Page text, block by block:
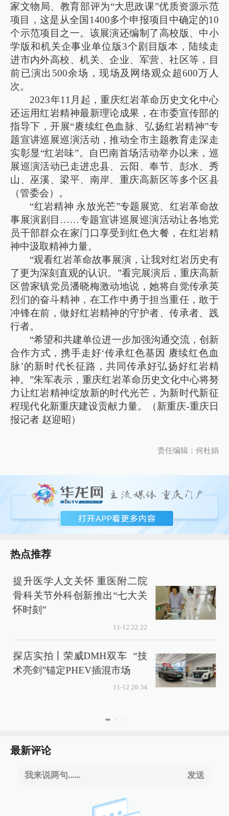
家文物局、教育部评为“大思政课”优质资源示范
项目，这是从全国1400多个申报项目中确定的10
个示范项目之一。该展演还编制了高校版、中小
学版和机关企事业单位版3个剧目版本，陆续走
进市内外高校、机关、企业、军营、社区等，目
前已演出500余场，现场及网络观众超600万人
次。
2023年11月起，重庆红岩革命历史文化中心
还运用红岩精神最新理论成果，在市委宣传部的
指导下，开展“赓续红色血脉、弘扬红岩精神”专
题宣讲巡展巡演活动，推动全市主题教育走深走
实彰显“红岩味”。自巴南首场活动举办以来，巡
展巡演活动已走进忠县、云阳、奉节、彭水、秀
山、巫溪、梁平、南岸、重庆高新区等多个区县
（管委会）。
“红岩精神 永放光芒”专题展览、红岩革命故
事展演剧目……专题宣讲巡展巡演活动让各地党
员干部群众在家门口享受到红色大餐，在红岩精
神中汲取精神力量。
“观看红岩革命故事展演，让我对红岩历史有
了更为深刻直观的认识。”看完展演后，重庆高新
区曾家镇党员潘晓梅激动地说，她将自觉传承英
烈们的奋斗精神，在工作中勇于担当重任，敢于
冲锋在前，做好红岩精神的守护者、传承者、践
行者。
“希望和共建单位进一步加强沟通交流，创新
合作方式，携手走好‘传承红色基因 赓续红色血
脉’的新时代长征路，共同传承好弘扬好红岩精
神。”朱军表示，重庆红岩革命历史文化中心将努
力让红岩精神绽放新的时代光芒，为新时代新征
程现代化新重庆建设贡献力量。（新重庆-重庆日
报记者 赵迎昭）
责任编辑：何杜娟
热点推荐
提升医学人文关怀 重医附二院
骨科关节外科创新推出“七大关
怀时刻”
11-12 22:22
探店实拍丨荣威DMH双车 “技
术亮剑”锚定PHEV插混市场
11-12 20:34
最新评论
我来说两句...... 发送